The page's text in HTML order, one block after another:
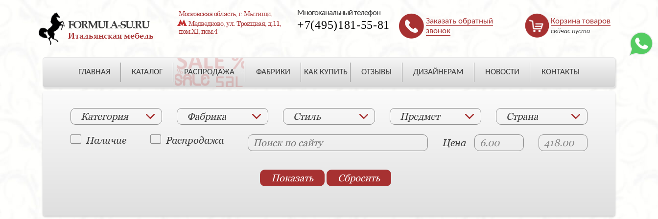
FORMULA-SU.RU
Итальянская мебель
Московская область, г. Мытищи,
Медведково, ул. Троицкая, д.11,
пом.XI, пом.4
Многоканальный телефон
+7(495)181-55-81
Заказать обратный
звонок
Корзина товаров
сейчас пуста
ГЛАВНАЯ КАТАЛОГ РАСПРОДАЖА ФАБРИКИ КАК КУПИТЬ ОТЗЫВЫ ДИЗАЙНЕРАМ НОВОСТИ КОНТАКТЫ
Категория Фабрика Стиль Предмет Страна
Наличие Распродажа Цена